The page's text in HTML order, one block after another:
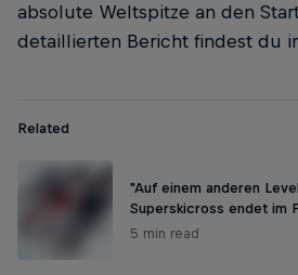
absolute Weltspitze an den
detaillierten Bericht findest du
Related
"Auf einem anderen
Superskicross endet im
5 min read